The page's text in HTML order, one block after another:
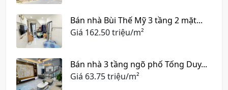
Bán nhà Bùi Thế Mỹ 3 tầng 2 mặt...
Giá 162.50 triệu/m²
Bán nhà 3 tầng ngõ phố Tống Duy...
Giá 63.75 triệu/m²